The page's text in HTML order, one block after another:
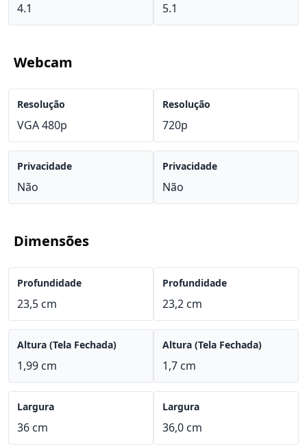
4.1 5.1
Webcam
Resolução
VGA 480p
Privacidade
Não
Resolução
720p
Privacidade
Não
Dimensões
Profundidade
23,5 cm
Altura (Tela Fechada)
1,99 cm
Largura
36 cm
Profundidade
23,2 cm
Altura (Tela Fechada)
1,7 cm
Largura
36,0 cm